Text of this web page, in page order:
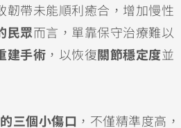
韌帶未能順利癒合，增加慢性
民眾 而言，單靠保守治療難以
建手術 ，以恢復 關節穩定度並
三個小傷口 ，不僅精準度高，